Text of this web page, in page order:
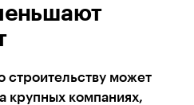
строительству может
крупных компаниях,